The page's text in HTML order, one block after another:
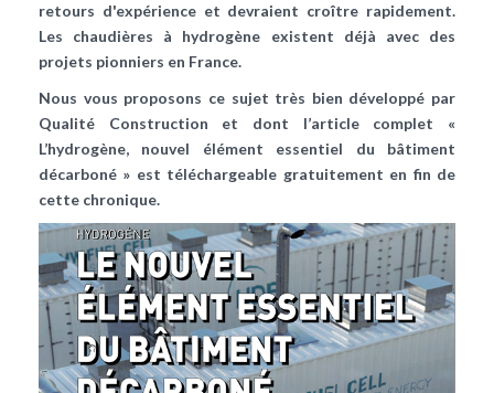
retours d'expérience et devraient croître rapidement.
Les chaudières à hydrogène existent déjà avec des
projets pionniers en France.
Nous vous proposons ce sujet très bien développé par
Qualité Construction et dont l’article complet «
L’hydrogène, nouvel élément essentiel du bâtiment
décarboné » est téléchargeable gratuitement en fin de
cette chronique.